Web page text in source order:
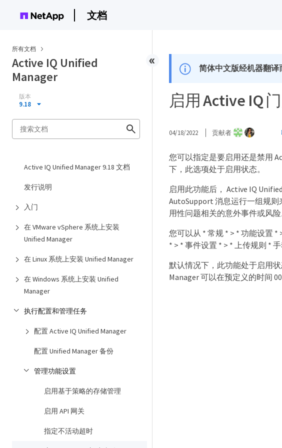
文档
所有文档
Active IQ Unified
Manager
版本
9.18
Active IQ Unified Manager 9.18 文档
发行说明
入门
在 VMware vSphere 系统上安装
Unified Manager
在 Linux 系统上安装 Unified Manager
在 Windows 系统上安装 Unified
Manager
执行配置和管理任务
配置 Active IQ Unified Manager
配置 Unified Manager 备份
管理功能设置
启用基于策略的存储管理
启用 API 网关
指定不活动超时
简体中文版经机器翻译
启用 Active IQ
04/18/2022 贡献者
您可以指定是要启用还是禁用
下，此选项处于启用状态。
启用此功能后， Active IQ
AutoSupport 消息运行一组规
用性问题相关的意外事件或风险
您可以从 * 常规 * > * 功能设置
* > * 事件设置 * > * 上传规则 * 手
默认情况下，此功能处于启用
Manager 可以在预定义的时间